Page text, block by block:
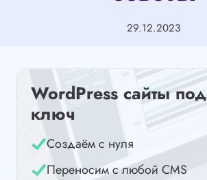
29.12.2023
WordPress сайты под
ключ
Создаём с нуля
Переносим с любой CMS